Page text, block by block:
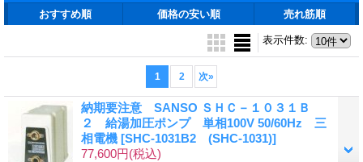
おすすめ順 価格の安い順 売れ筋順
表示件数:
1 2 次»
納期要注意 SANSO ＳＨＣ－１０３１Ｂ
２ 給湯加圧ポンプ 単相100V 50/60Hz 三
相電機 [SHC-1031B2 (SHC-1031)]
77,600円(税込)